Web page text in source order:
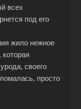
всех
под его
жило нежное
которая
своего
просто